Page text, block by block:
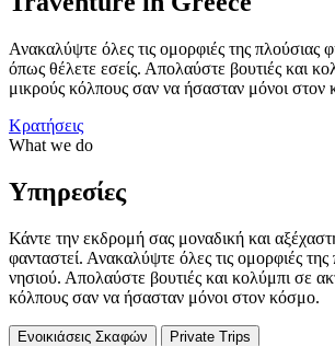
Ανακαλύψτε όλες τις ομορφιές της πλούσιας
όπως θέλετε εσείς. Απολαύστε βουτιές και
μικρούς κόλπους σαν να ήσασταν μόνοι στον
Κρατήσεις
What we do
Υπηρεσίες
Κάντε την εκδρομή σας μοναδική και
φανταστεί. Ανακαλύψτε όλες τις ομορφιές
νησιού. Απολαύστε βουτιές και κολύμπι σε
κόλπους σαν να ήσασταν μόνοι στον κόσμο.
Ενοικιάσεις Σκαφών Private Trips